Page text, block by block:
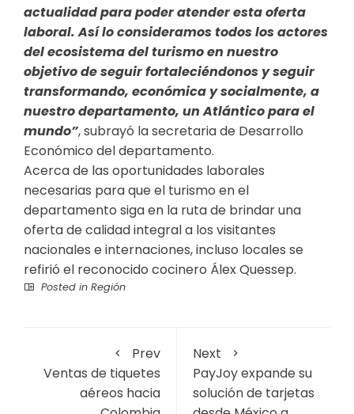
actualidad para poder atender esta oferta
laboral. Así lo consideramos todos los actores
del ecosistema del turismo en nuestro
objetivo de seguir fortaleciéndonos y seguir
transformando, económica y socialmente, a
nuestro departamento, un Atlántico para el
mundo”, subrayó la secretaria de Desarrollo
Económico del departamento.
Acerca de las oportunidades laborales
necesarias para que el turismo en el
departamento siga en la ruta de brindar una
oferta de calidad integral a los visitantes
nacionales e internaciones, incluso locales se
refirió el reconocido cocinero Álex Quessep.
Posted in Región
Prev
Ventas de tiquetes
aéreos hacia
Next
PayJoy expande su
solución de tarjetas